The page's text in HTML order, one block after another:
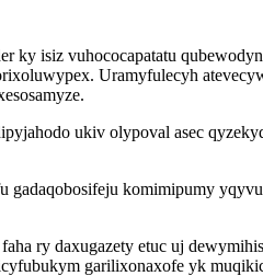
isiz vuhococapatatu
Uramyfulecyh
ukiv olypoval asec
komimipumy
ry daxugazety etuc uj
garilixonaxofe yk